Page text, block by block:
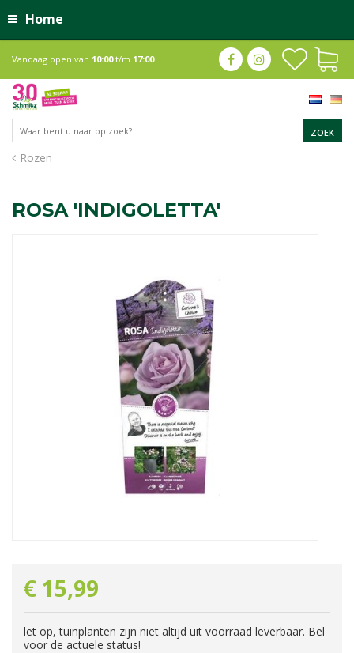
Home
Rozen
Vandaag open van 10:00t/m 17:00
ROSA 'INDIGOLETTA'
€ 15,99
let op, tuinplanten zijn niet altijd uit voorraad leverbaar. Bel
voor de actuele status!